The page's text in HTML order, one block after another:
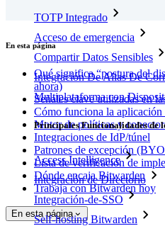
TOTP Integrado
Acceso de emergencia
Compartir Datos Sensibles
Integración De Alias De
Multiplataforma con
Principales Funcionalidades de
Access Intelligence
Integración de Directorio
Integración-de-SSO
Self-hosting Bitwarden
En esta página
Qué significa “postura del
ahora)
Señales clave utilizadas en
Cómo funciona la aplicación
Motor de políticas y
Integraciones de IdP/túnel
Patrones de excepción
Lista de verificación de
Dónde encaja Bitwarden
Trabaja con Bitwarden hoy
En esta página